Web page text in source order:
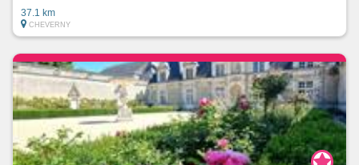
37.1 km
CHEVERNY